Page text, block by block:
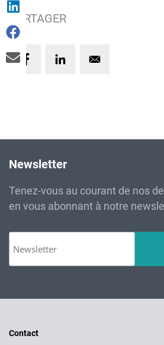
PARTAGER
Newsletter
Tenez-vous au courant de nos
en vous abonnant à notre
Contact